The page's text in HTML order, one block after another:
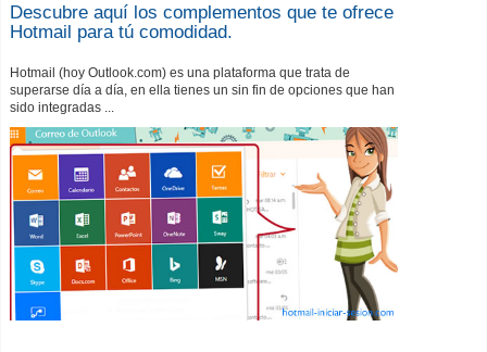
Descubre aquí los complementos que te ofrece
Hotmail para tú comodidad.
Hotmail (hoy Outlook.com) es una plataforma que trata de
superarse día a día, en ella tienes un sin fin de opciones que han
sido integradas ...